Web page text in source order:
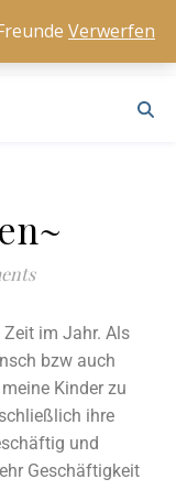
im Jahr. Als
bzw auch
Kinder zu
ihre
und
Geschäftigkeit
Verwerfen